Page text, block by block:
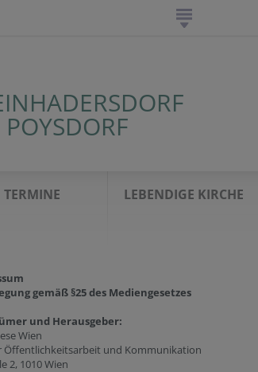
TERMINE LEBENDIGE KIRCHE
gemäß §25 des Mediengesetzes
und Herausgeber:
Wien
Öffentlichkeitsarbeit und Kommunikation
2, 1010 Wien